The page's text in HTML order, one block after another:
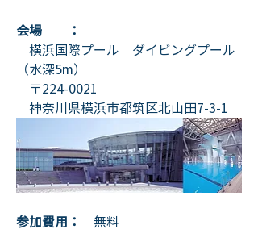
会場　　：
横浜国際プール　ダイビングプール
（水深5m）
〒224-0021
神奈川県横浜市都筑区北山田7-3-1
参加費用： 無料